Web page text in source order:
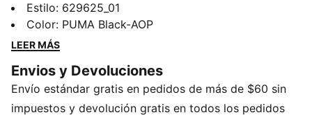
esta camiseta de fútbol PUMA unisex. Con un vibrante
estampado PRIDE en canesú y mangas y un escote en
V con cuello camisero, haz una declaración de estilo,
empoderamiento.
DETALLES
Corte holgado
Estilo: 629625_01
Color: PUMA Black-AOP
LEER MÁS
Envios y Devoluciones
Envío estándar gratis en pedidos de más de $60 sin
impuestos y devolución gratis en todos los pedidos